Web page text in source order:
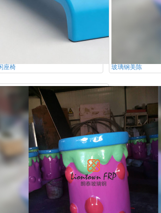
座椅 玻璃钢美陈